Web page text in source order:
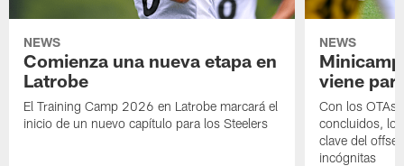
NEWS
Comienza una nueva etapa en
Latrobe
El Training Camp 2026 en Latrobe marcará el
inicio de un nuevo capítulo para los Steelers
NEWS
viene
Con los OTAs
concluidos,
clave del
incógnitas